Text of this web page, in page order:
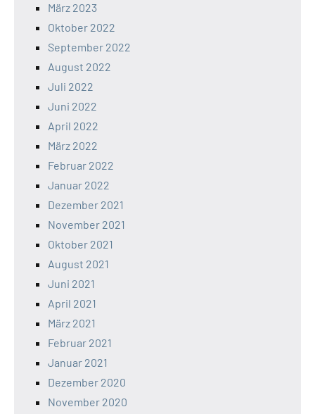
März 2023
Oktober 2022
September 2022
August 2022
Juli 2022
Juni 2022
April 2022
März 2022
Februar 2022
Januar 2022
Dezember 2021
November 2021
Oktober 2021
August 2021
Juni 2021
April 2021
März 2021
Februar 2021
Januar 2021
Dezember 2020
November 2020